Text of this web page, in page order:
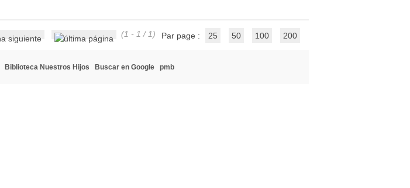
(1 - 1 / 1) Par page : 25 50 100 200
Biblioteca Nuestros Hijos Buscar en Google pmb